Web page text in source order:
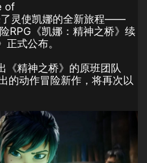
of
了灵使凯娜的全新旅程——
RPG《凯娜：精神之桥》续
式公布。
《精神之桥》的原班团队
的动作冒险新作，将再次以